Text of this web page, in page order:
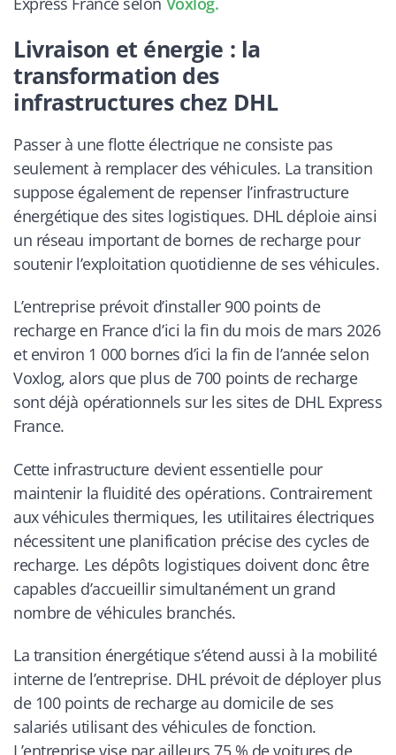
Livraison et énergie : la
transformation des
infrastructures chez DHL
Passer à une flotte électrique ne consiste pas
seulement à remplacer des véhicules. La transition
suppose également de repenser l’infrastructure
énergétique des sites logistiques. DHL déploie ainsi
un réseau important de bornes de recharge pour
soutenir l’exploitation quotidienne de ses véhicules.
L’entreprise prévoit d’installer 900 points de
recharge en France d’ici la fin du mois de mars 2026
et environ 1 000 bornes d’ici la fin de l’année selon
Voxlog, alors que plus de 700 points de recharge
sont déjà opérationnels sur les sites de DHL Express
France.
Cette infrastructure devient essentielle pour
maintenir la fluidité des opérations. Contrairement
aux véhicules thermiques, les utilitaires électriques
nécessitent une planification précise des cycles de
recharge. Les dépôts logistiques doivent donc être
capables d’accueillir simultanément un grand
nombre de véhicules branchés.
La transition énergétique s’étend aussi à la mobilité
interne de l’entreprise. DHL prévoit de déployer plus
de 100 points de recharge au domicile de ses
salariés utilisant des véhicules de fonction.